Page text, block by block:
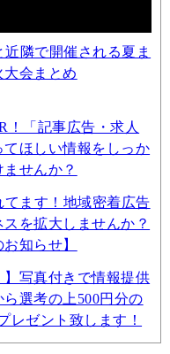
近隣で開催される夏ま
会まとめ
！「記事広告・求人
てほしい情報をしっか
せんか？
てます！地域密着広告
を拡大しませんか？
知らせ】
】写真付きで情報提供
選考の上500円分の
レゼント致します！